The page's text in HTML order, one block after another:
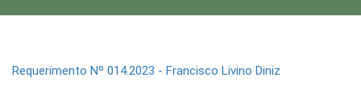
Requerimento Nº 014.2023 - Francisco Livino Diniz